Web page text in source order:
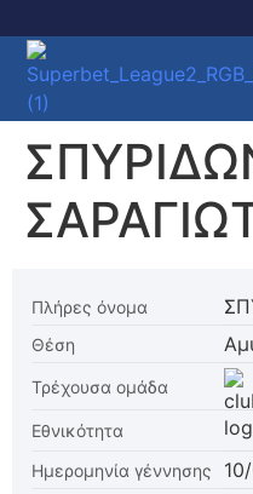
Πλήρες όνομα
Θέση
Τρέχουσα ομάδα
Εθνικότητα
Ημερομηνία γέννησης